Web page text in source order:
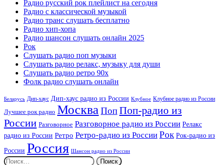
Радио русский рок плейлист на сегодня
Радио с классической музыкой
Радио транс слушать бесплатно
Радио хип-хопа
Радио шансон слушать онлайн 2025
Рок
Слушать радио поп музыки
Слушать радио релакс, музыку для души
Слушать радио ретро 90х
Фолк радио слушать онлайн
Беларусь Дип-хаус Дип-хаус радио из России Клубное Клубное радио из России
Лучшее рок радио МоскваПопПоп-радио из
России Разговорное Разговорное радио из России Релакс
радио из России Ретро Ретро-радио из России Рок Рок-радио из
России Россия Шансон радио из России
Найти: